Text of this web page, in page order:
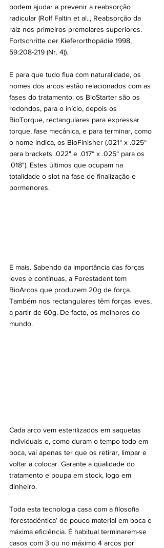
podem ajudar a prevenir a reabsorção
radicular (Rolf Faltin et al.., Reabsorção da
raíz nos primeiros premolares superiores.
Fortschritte der Kieferorthopädie 1998,
59:208-219 (Nr. 4)).
E para que tudo flua com naturalidade, os
nomes dos arcos estão relacionados com as
fases do tratamento: os BioStarter são os
redondos, para o início, depois os
BioTorque, rectangulares para expressar
torque, fase mecânica, e para terminar, como
o nome indica, os BioFinisher (.021“ x .025“
para brackets .022" e .017“ x .025“ para os
.018"). Estes últimos que ocupam na
totalidade o slot na fase de finalização e
pormenores.
E mais. Sabendo da importância das forças
leves e contínuas, a Forestadent tem
BioArcos que produzem 20g de força.
Também nos rectangulares têm forças leves,
a partir de 60g. De facto, os melhores do
mundo.
Cada arco vem esterilizados em saquetas
individuais e, como duram o tempo todo em
boca, vai apenas ter que os retirar, limpar e
voltar a colocar. Garante a qualidade do
tratamento e poupa em stock, logo em
dinheiro.
Toda esta tecnologia casa com a filosofia
‘forestadêntica’ de pouco material em boca e
máxima eficiência. É habitual terminarem-se
casos com 3 ou no máximo 4 arcos por